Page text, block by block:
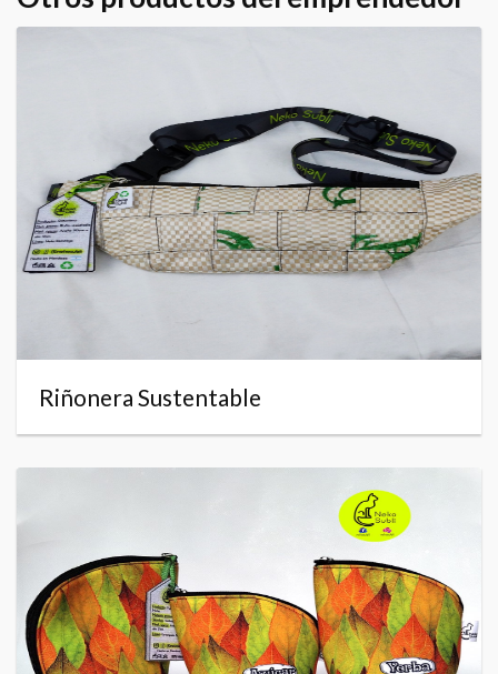
Riñonera Sustentable